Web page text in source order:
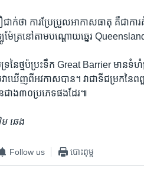
ឿ​ជាក់​ថា ការ​ប្រែប្រួល​អាកាសធាតុ គឺ​ជ
ែត្រនៅ​តាម​បណ្តោយ​ឆ្នេរ​
រ​នៃ​ថ្ម​ប៉ប្រះទឹក Great Barrier ​មាន​
ឃើញ​ពី​អវកាស​បាន​។ វា​ជា​ទីជម្រកនៃ​ព
ាង​៣០​ប្រភេទ​ផង​ដែរ៕
ឆេង
Follow us បោះពុម្ព